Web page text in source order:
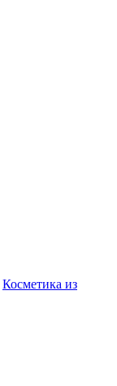
Косметика из